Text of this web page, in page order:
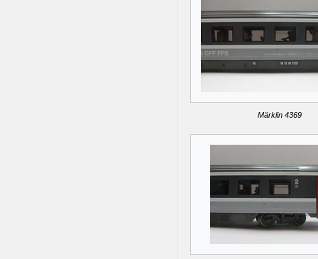
Märklin 4369